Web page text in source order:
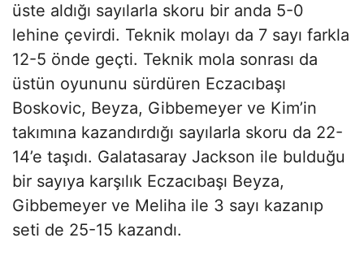
üste aldığı sayılarla skoru bir anda 5-0
lehine çevirdi. Teknik molayı da 7 sayı farkla
12-5 önde geçti. Teknik mola sonrası da
üstün oyununu sürdüren Eczacıbaşı
Boskovic, Beyza, Gibbemeyer ve Kim’in
takımına kazandırdığı sayılarla skoru da 22-
14’e taşıdı. Galatasaray Jackson ile bulduğu
bir sayıya karşılık Eczacıbaşı Beyza,
Gibbemeyer ve Meliha ile 3 sayı kazanıp
seti de 25-15 kazandı.